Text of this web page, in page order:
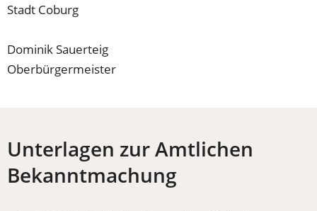
Stadt Coburg
Dominik Sauerteig
Oberbürgermeister
Unterlagen zur Amtlichen
Bekanntmachung